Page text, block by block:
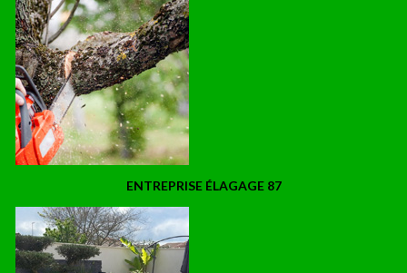
ENTREPRISE ÉLAGAGE 87